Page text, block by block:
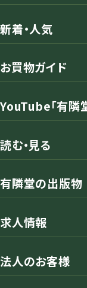
新着・人気
お買物ガイド
YouTube「有隣
読む・見る
有隣堂の出版物
求人情報
法人のお客様